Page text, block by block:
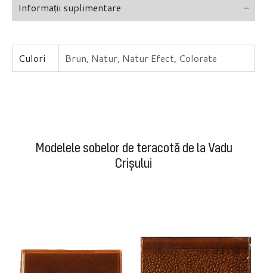
Informații suplimentare
Culori Brun, Natur, Natur Efect, Colorate
Modelele sobelor de teracotă de la Vadu
Crișului